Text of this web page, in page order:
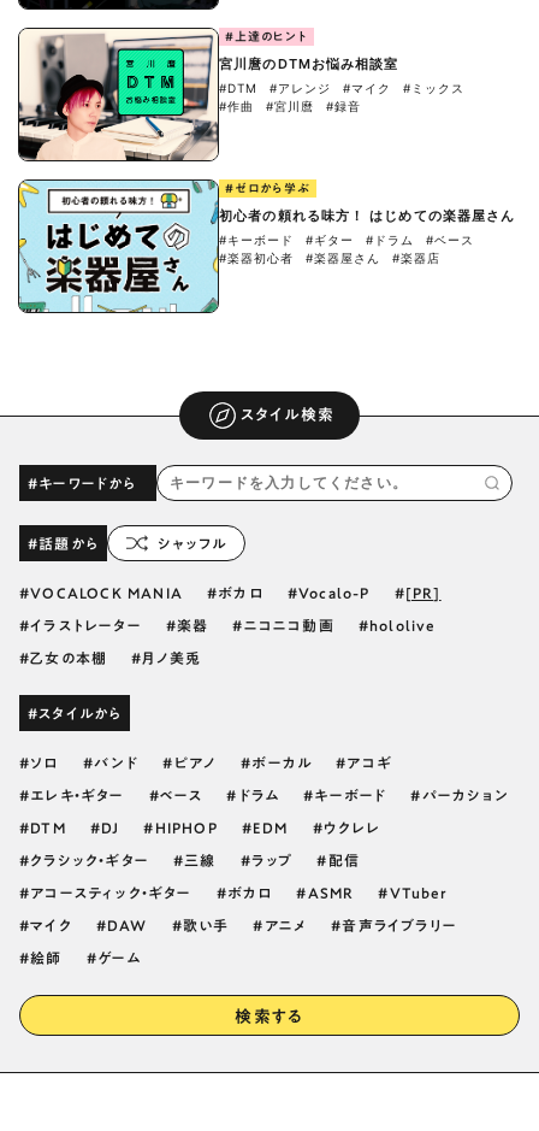
#上達のヒント
宮川麿のDTMお悩み相談室
#DTM #アレンジ #マイク
#ミックス
#作曲
#宮川麿 #録音
#ゼロから学ぶ
初心者の頼れる味方！ はじめての楽器屋さん
#キーボード #ギター #ドラム
#ベース
#楽器初心者
#楽器屋さん #楽器店
スタイル検索
#キーワードから
#話題から シャッフル
VOCALOCK MANIA ボカロ Vocalo-P [PR]
イラストレーター 楽器 ニコニコ動画 hololive
乙女の本棚 月ノ美兎
#スタイルから
ソロ バンド ピアノ ボーカル アコギ
エレキ・ギター ベース ドラム キーボード パーカション
DTM DJ HIPHOP EDM ウクレレ
クラシック・ギター 三線 ラップ 配信
アコースティック・ギター ボカロ ASMR VTuber
マイク DAW 歌い手 アニメ 音声ライブラリー
絵師 ゲーム
検索する